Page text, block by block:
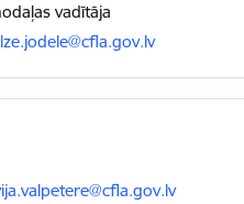
vadītāja
pasts:
pasts: